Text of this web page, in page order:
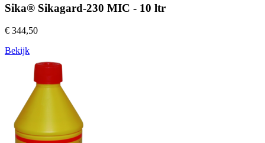
Sika® Sikagard-230 MIC - 10 ltr
€ 344,50
Bekijk